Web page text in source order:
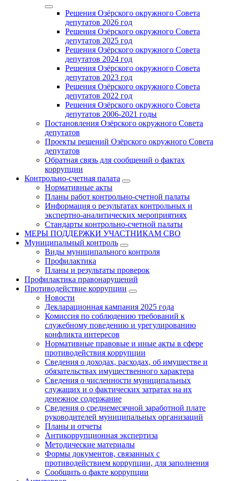
Решения Озёрского окружного Совета
депутатов 2026 год
Решения Озёрского окружного Совета
депутатов 2025 год
Решения Озёрского окружного Совета
депутатов 2024 год
Решения Озёрского окружного Совета
депутатов 2023 год
Решения Озёрского окружного Совета
депутатов 2022 год
Решения Озёрского окружного Совета
депутатов 2006-2021 годы
Постановления Озёрского окружного Совета
депутатов
Проекты решений Озёрского окружного Совета
депутатов
Обратная связь для сообщений о фактах
коррупции
Контрольно-счетная палата
Нормативные акты
Планы работ контрольно-счетной палаты
Информация о результатах контрольных и
экспертно-аналитических мероприятиях
Стандарты контрольно-счетной палаты
МЕРЫ ПОДДЕРЖКИ УЧАСТНИКАМ СВО
Муниципальный контроль
Виды муниципального контроля
Профилактика
Планы и результаты проверок
Профилактика правонарушений
Противодействие коррупции
Новости
Декларационная кампания 2025 года
Комиссия по соблюдению требований к
служебному поведению и урегулированию
конфликта интересов
Нормативные правовые и иные акты в сфере
противодействия коррупции
Сведения о доходах, расходах, об имуществе и
обязательствах имущественного характера
Сведения о численности муниципальных
служащих и о фактических затратах на их
денежное содержание
Сведения о среднемесячной заработной плате
руководителей муниципальных организаций
Планы и отчеты
Антикоррупционная экспертиза
Методические материалы
Формы документов, связанных с
противодействием коррупции, для заполнения
Сообщить о факте коррупции